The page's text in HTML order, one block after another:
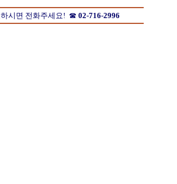
하시면 전화주세요! ☎ 02-716-2996